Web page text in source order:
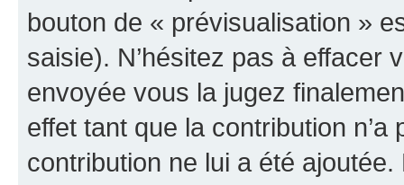
bouton de « prévisualisation »
saisie). N’hésitez pas à effacer
envoyée vous la jugez
effet tant que la contribution n’a
contribution ne lui a été